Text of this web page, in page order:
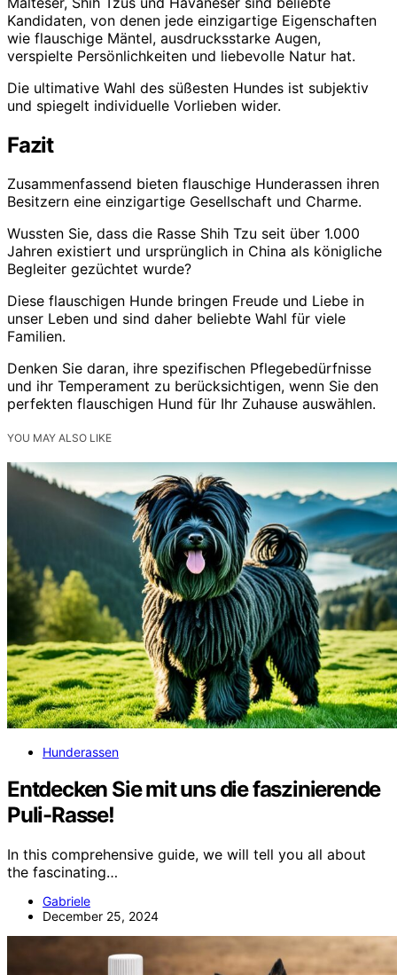
Kandidaten, von denen jede einzigartige Eigenschaften
wie flauschige Mäntel, ausdrucksstarke Augen,
verspielte Persönlichkeiten und liebevolle Natur hat.
Die ultimative Wahl des süßesten Hundes ist subjektiv
und spiegelt individuelle Vorlieben wider.
Fazit
Zusammenfassend bieten flauschige Hunderassen ihren
Besitzern eine einzigartige Gesellschaft und Charme.
Wussten Sie, dass die Rasse Shih Tzu seit über 1.000
Jahren existiert und ursprünglich in China als königliche
Begleiter gezüchtet wurde?
Diese flauschigen Hunde bringen Freude und Liebe in
unser Leben und sind daher beliebte Wahl für viele
Familien.
Denken Sie daran, ihre spezifischen Pflegebedürfnisse
und ihr Temperament zu berücksichtigen, wenn Sie den
perfekten flauschigen Hund für Ihr Zuhause auswählen.
YOU MAY ALSO LIKE
Hunderassen
Entdecken Sie mit uns die faszinierende
Puli-Rasse!
In this comprehensive guide, we will tell you all about
the fascinating…
Gabriele
December 25, 2024